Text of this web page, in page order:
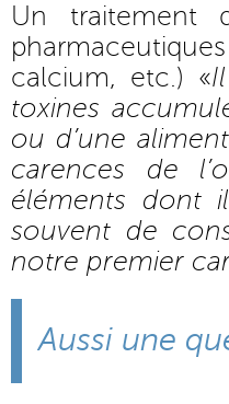
Un traitement
calcium, etc.) «
toxines
ou d’une
carences de
éléments dont
souvent de
notre premier
Aussi une